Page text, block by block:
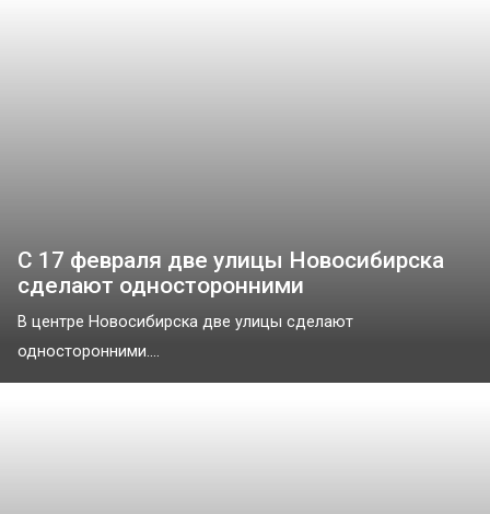
С 17 февраля две улицы Новосибирска
сделают односторонними
В центре Новосибирска две улицы сделают
односторонними....